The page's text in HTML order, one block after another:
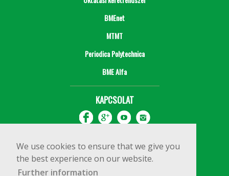
We use cookies to ensure that we give you
the best experience on our website.
Further information
BMEnet
MTMT
Periodica Polytechnica
BME Alfa
KAPCSOLAT